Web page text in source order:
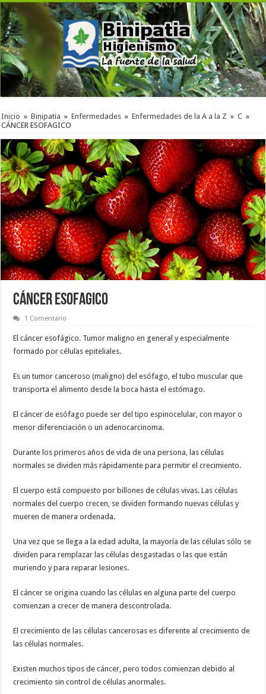
Inicio » Binipatia » Enfermedades » Enfermedades de la A a la Z » C »
CÁNCER ESOFAGICO
CÁNCER ESOFAGICO
1 Comentario
El cáncer esofágico. Tumor maligno en general y especialmente
formado por células epiteliales.
Es un tumor canceroso (maligno) del esófago, el tubo muscular que
transporta el alimento desde la boca hasta el estómago.
El cáncer de esófago puede ser del tipo espinocelular, con mayor o
menor diferenciación o un adenocarcinoma.
Durante los primeros años de vida de una persona, las células
normales se dividen más rápidamente para permitir el crecimiento.
El cuerpo está compuesto por billones de células vivas. Las células
normales del cuerpo crecen, se dividen formando nuevas células y
mueren de manera ordenada.
Una vez que se llega a la edad adulta, la mayoría de las células sólo se
dividen para remplazar las células desgastadas o las que están
muriendo y para reparar lesiones.
El cáncer se origina cuando las células en alguna parte del cuerpo
comienzan a crecer de manera descontrolada.
El crecimiento de las células cancerosas es diferente al crecimiento de
las células normales.
Existen muchos tipos de cáncer, pero todos comienzan debido al
crecimiento sin control de células anormales.